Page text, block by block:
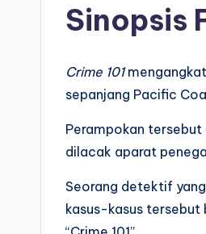
Sinopsis
Crime 101
sepanjang Pacific
Perampokan
dilacak aparat
Seorang detektif
kasus-kasus tersebut